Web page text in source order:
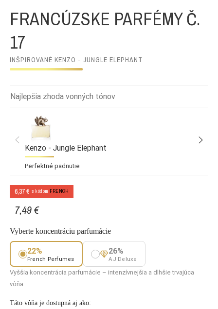
FRANCÚZSKE PARFÉMY Č.
17
INŠPIROVANÉ KENZO - JUNGLE ELEPHANT
Najlepšia zhoda vonných tónov
Kenzo - Jungle Elephant
Perfektné padnutie
6,37 € s kódom FRENCH
7,49 €
Vyberte koncentráciu parfumácie
22%
French Perfumes
26%
AJ Deluxe
Vyššia koncentrácia parfumácie – intenzívnejšia a dlhšie trvajúca
vôňa
Táto vôňa je dostupná aj ako: